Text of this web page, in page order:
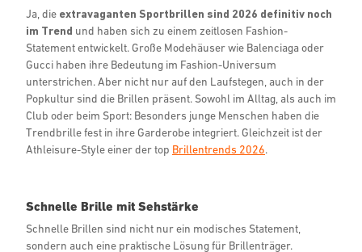
Ja, die extravaganten Sportbrillen sind 2026 definitiv noch
im Trend und haben sich zu einem zeitlosen Fashion-
Statement entwickelt. Große Modehäuser wie Balenciaga oder
Gucci haben ihre Bedeutung im Fashion-Universum
unterstrichen. Aber nicht nur auf den Laufstegen, auch in der
Popkultur sind die Brillen präsent. Sowohl im Alltag, als auch im
Club oder beim Sport: Besonders junge Menschen haben die
Trendbrille fest in ihre Garderobe integriert. Gleichzeit ist der
Athleisure-Style einer der top Brillentrends 2026.
Schnelle Brille mit Sehstärke
Schnelle Brillen sind nicht nur ein modisches Statement,
sondern auch eine praktische Lösung für Brillenträger.